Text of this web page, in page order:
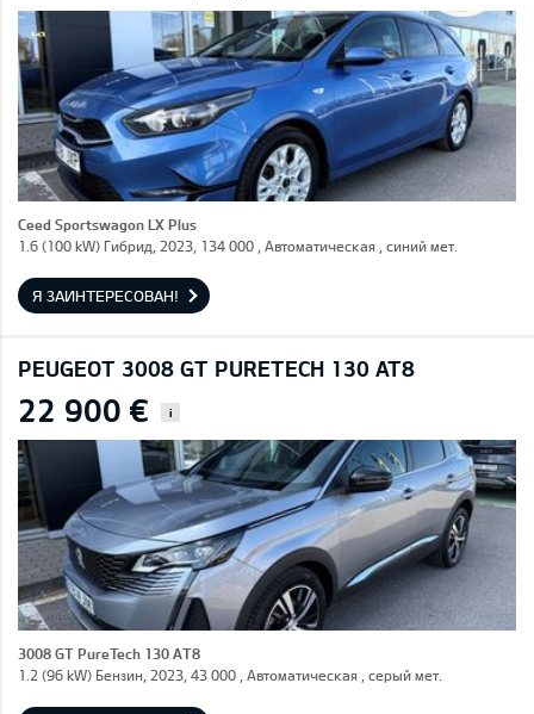
Ceed Sportswagon LX Plus
1.6 (100 kW) Гибрид, 2023, 134 000 , Автоматическая , синий мет.
Я ЗАИНТЕРЕСОВАН!
PEUGEOT 3008 GT PURETECH 130 AT8
22 900 € i
3008 GT PureTech 130 AT8
1.2 (96 kW) Бензин, 2023, 43 000 , Автоматическая , серый мет.